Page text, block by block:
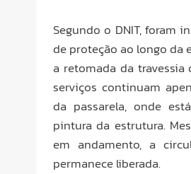
Segundo o DNIT, foram
de proteção ao longo da
a retomada da travessia
serviços continuam
da passarela, onde
pintura da estrutura.
em andamento, a
permanece liberada.